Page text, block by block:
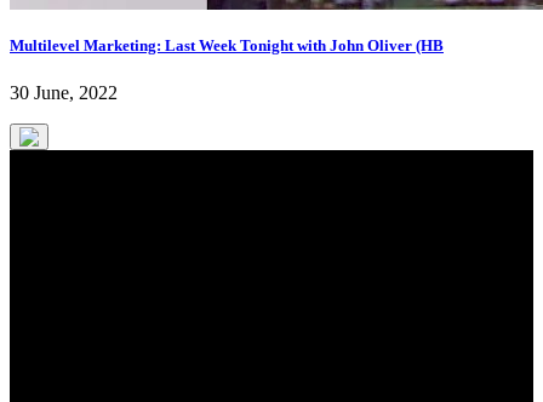
Multilevel Marketing: Last Week Tonight with John Oliver (HB
30 June, 2022